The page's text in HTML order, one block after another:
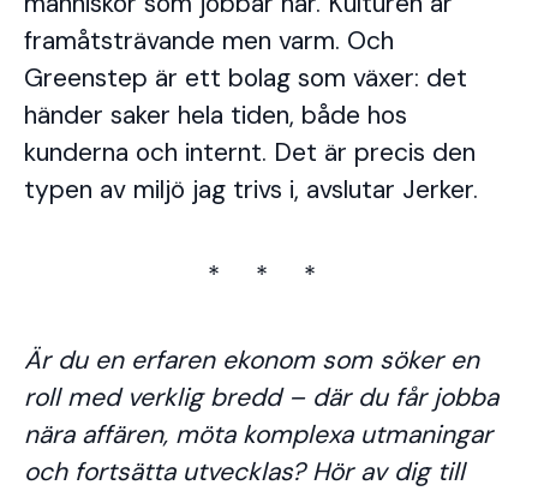
framåtsträvande men varm. Och
Greenstep är ett bolag som växer: det
händer saker hela tiden, både hos
kunderna och internt. Det är precis den
typen av miljö jag trivs i, avslutar Jerker.
* * *
Är du en erfaren ekonom som söker en
roll med verklig bredd – där du får jobba
nära affären, möta komplexa utmaningar
och fortsätta utvecklas? Hör av dig till